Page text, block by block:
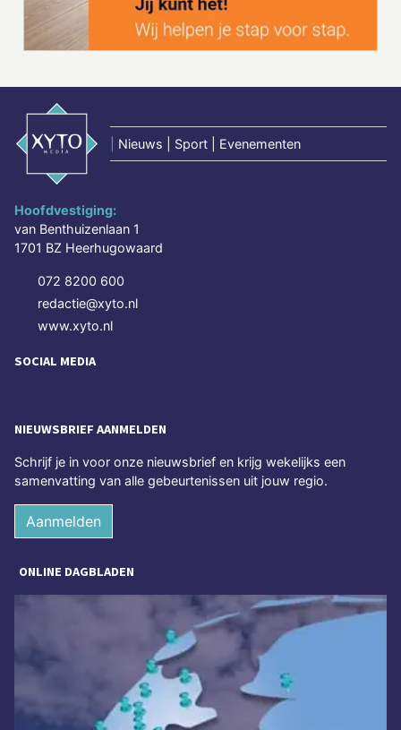
Nieuws | Sport | Evenementen
Hoofdvestiging:
van Benthuizenlaan 1
1701 BZ Heerhugowaard
072 8200 600
redactie@xyto.nl
www.xyto.nl
SOCIAL MEDIA
NIEUWSBRIEF AANMELDEN
Schrijf je in voor onze nieuwsbrief en krijg wekelijks een
samenvatting van alle gebeurtenissen uit jouw regio.
Aanmelden
ONLINE DAGBLADEN